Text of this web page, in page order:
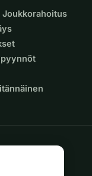
Joukkorahoitus